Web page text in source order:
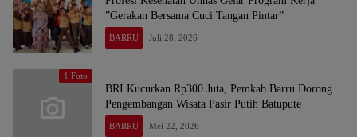
”Gerakan Bersama Cuci Tangan Pintar”
BARRU Juli 28, 2026
1 Foto
BRI Kucurkan Rp300 Juta, Pemkab Barru Dorong
Pengembangan Wisata Pasir Putih Batupute
BARRU Mei 22, 2026